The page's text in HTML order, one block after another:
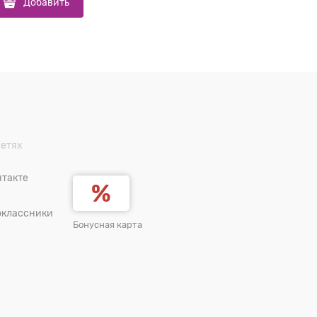
Бонусная карта